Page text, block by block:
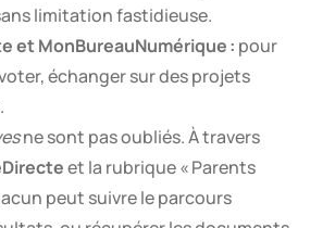
limitation fastidieuse.
et MonBureauNumérique : pour
échanger sur des projets
ne sont pas oubliés. À travers
et la rubrique « Parents
peut suivre le parcours